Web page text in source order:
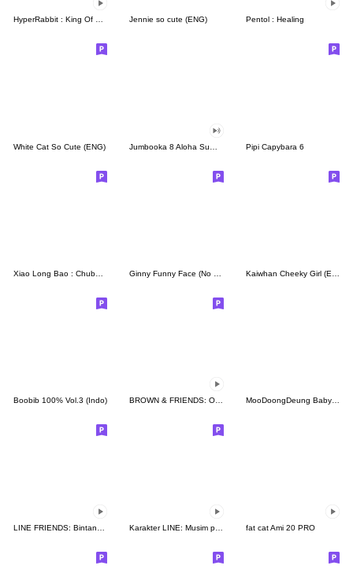
HyperRabbit : King Of Dance 6 !! Jennie so cute (ENG) Pentol : Healing
White Cat So Cute (ENG) Pipi Capybara 6
Boobib 100% Vol.3 (Indo) BROWN & FRIENDS: Onomatope MooDoongDeung Baby Pygmy hippo [Eng}
fat cat Ami 20 PRO